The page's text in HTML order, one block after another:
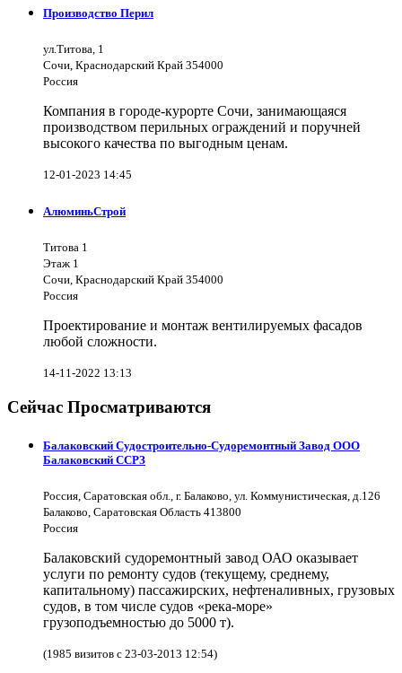
Производство Перил
ул.Титова, 1
Сочи, Краснодарский Край 354000
Россия
Компания в городе-курорте Сочи, занимающаяся
производством перильных ограждений и поручней
высокого качества по выгодным ценам.
12-01-2023 14:45
АлюминьСтрой
Титова 1
Этаж 1
Сочи, Краснодарский Край 354000
Россия
Проектирование и монтаж вентилируемых фасадов
любой сложности.
14-11-2022 13:13
Сейчас Просматриваются
Балаковский Судостроительно-Судоремонтный Завод ООО
Балаковский ССРЗ
Россия, Саратовская обл., г. Балаково, ул. Коммунистическая, д.126
Балаково, Саратовская Область 413800
Россия
Балаковский судоремонтный завод ОАО оказывает
услуги по ремонту судов (текущему, среднему,
капитальному) пассажирских, нефтеналивных, грузовых
судов, в том числе судов «река-море»
грузоподъемностью до 5000 т).
(1985 визитов с 23-03-2013 12:54)